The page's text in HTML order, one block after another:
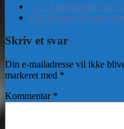
← – Aftensmaden blev
Full House til Anette
Skriv et svar
Din e-mailadresse vil ikke
markeret med *
Kommentar *